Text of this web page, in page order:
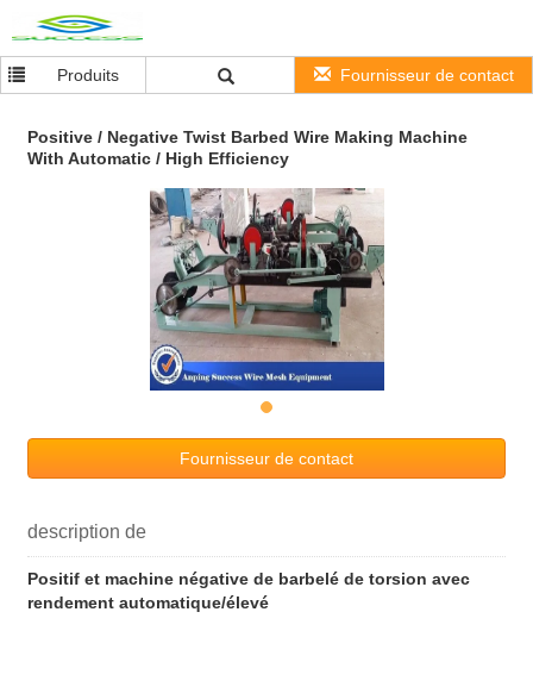
Produits Fournisseur de contact
Positive / Negative Twist Barbed Wire Making Machine
With Automatic / High Efficiency
Fournisseur de contact
description de
Positif et machine négative de barbelé de torsion avec
rendement automatique/élevé